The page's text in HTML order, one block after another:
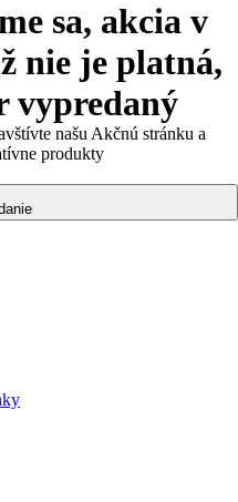
sa, akcia v
nie je platná,
vypredaný
našu Akčnú stránku a
produkty